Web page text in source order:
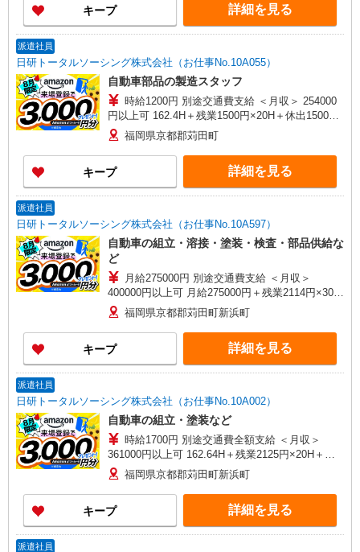
キープ 詳細を見る
派遣社員
日研トータルソーシング株式会社（お仕事No.10A055）
自動車部品の製造スタッフ
時給1200円 別途交通費支給 ＜月収＞ 254000
円以上可 162.4H＋残業1500円×20H＋休出1500円
×8H＋深夜300円×60H
福岡県京都郡苅田町
キープ 詳細を見る
派遣社員
日研トータルソーシング株式会社（お仕事No.10A597）
自動車の組立・溶接・塗装・検査・部品供給な
ど
月給275000円 別途交通費支給 ＜月収＞
400000円以上可 月給275000円＋残業2114円×30H
＋休出2283円×16H＋深夜423円×60H
福岡県京都郡苅田町新浜町
キープ 詳細を見る
派遣社員
日研トータルソーシング株式会社（お仕事No.10A002）
自動車の組立・塗装など
時給1700円 別途交通費全額支給 ＜月収＞
361000円以上可 162.64H＋残業2125円×20H＋休
出2125円×8H＋深夜425円×60H
福岡県京都郡苅田町新浜町
キープ 詳細を見る
派遣社員